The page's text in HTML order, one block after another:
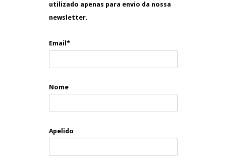
utilizado apenas para envio da nossa
newsletter.
Email*
Nome
Apelido